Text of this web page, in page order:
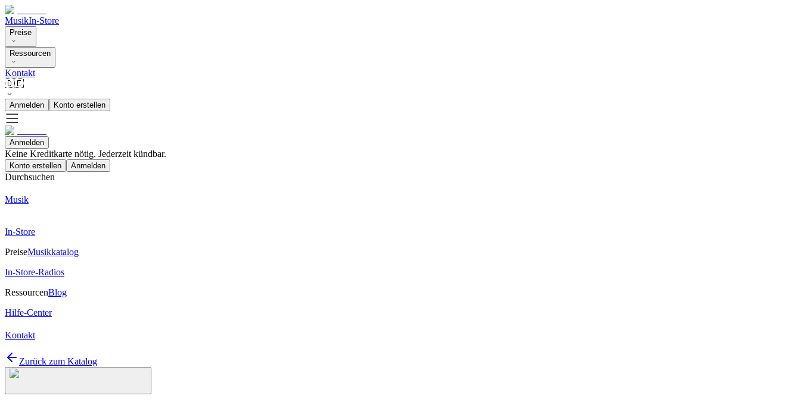
MusikIn-Store
Preise
Ressourcen
Kontakt
🇩🇪
Anmelden Konto erstellen
Anmelden
Keine Kreditkarte nötig. Jederzeit kündbar.
Konto erstellen Anmelden
Durchsuchen
Musik
In-Store
PreiseMusikkatalog
In-Store-Radios
RessourcenBlog
Hilfe-Center
Kontakt
Zurück zum Katalog